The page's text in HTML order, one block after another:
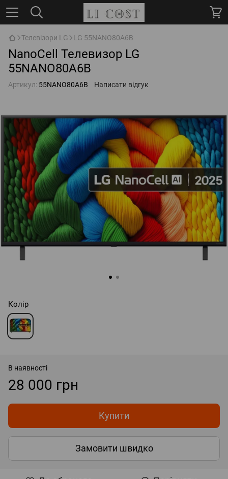
Телевізори LG LG 55NANO80A6B
NanoCell Телевизор LG
55NANO80A6B
Артикул: 55NANO80A6B Написати відгук
Колір
В наявності
28 000 грн
Купити
Замовити швидко